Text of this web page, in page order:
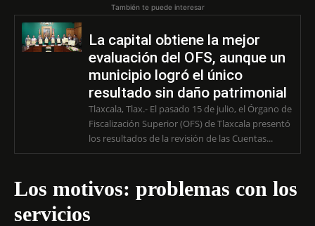
También te puede interesar
La capital obtiene la mejor
evaluación del OFS, aunque un
municipio logró el único
resultado sin daño patrimonial
Tlaxcala, Tlax.- El pasado 15 de julio, el Órgano de
Fiscalización Superior (OFS) de Tlaxcala presentó
los resultados de la revisión de las Cuentas...
Los motivos: problemas con los
servicios